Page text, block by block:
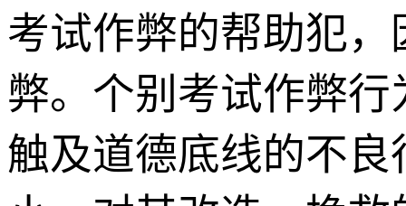
考试作弊的帮助犯
弊。个别考试作弊
触及道德底线的不